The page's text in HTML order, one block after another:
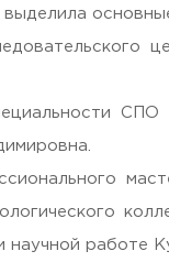
научной работе